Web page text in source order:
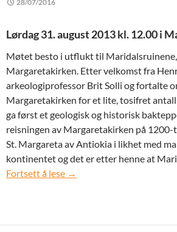
28/07/2016
Lørdag 31. august 2013 kl. 12.00 i
Møtet besto i utflukt til
Margaretakirken. Etter velkomst fra
arkeologiprofessor Brit Solli og fortalte
Margaretakirken for et lite, tosifret
ga først et geologisk og historisk
reisningen av Margaretakirken på
St. Margareta av Antiokia i likhet med
kontinentet og det er etter henne at
Fortsett å lese Lørdag 31. august 2013:
→